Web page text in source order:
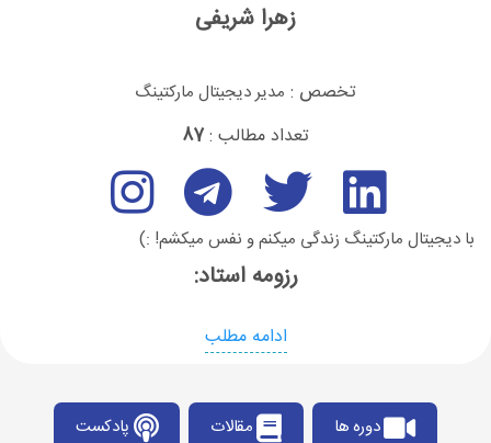
زهرا شریفی
تخصص : مدیر دیجیتال مارکتینگ
تعداد مطالب :87
با دیجیتال مارکتینگ زندگی میکنم و نفس میکشم! :)
رزومه استاد:
ادامه مطلب
دوره ها مقالات پادکست